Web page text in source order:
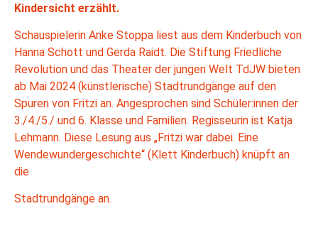
Kindersicht erzählt.
Schauspielerin Anke Stoppa liest aus dem Kinderbuch von
Hanna Schott und Gerda Raidt. Die Stiftung Friedliche
Revolution und das Theater der jungen Welt TdJW bieten
ab Mai 2024 (künstlerische) Stadtrundgänge auf den
Spuren von Fritzi an. Angesprochen sind Schüler:innen der
3./4./5./ und 6. Klasse und Familien. Regisseurin ist Katja
Lehmann. Diese Lesung aus „Fritzi war dabei. Eine
Wendewundergeschichte“ (Klett Kinderbuch) knüpft an
die
Stadtrundgänge an.